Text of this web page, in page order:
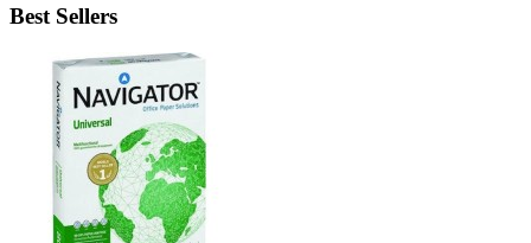
Best Sellers